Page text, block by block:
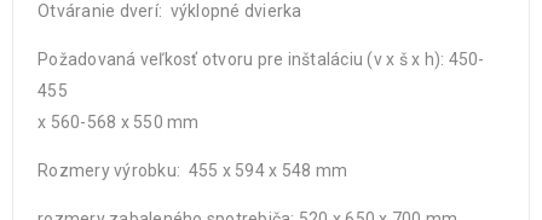
Otváranie dverí: výklopné dvierka
Požadovaná veľkosť otvoru pre inštaláciu (v x š x h): 450-
455
x 560-568 x 550 mm
Rozmery výrobku: 455 x 594 x 548 mm